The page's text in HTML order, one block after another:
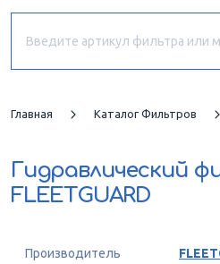
Главная Каталог Фильтров
Гидравлический
FLEETGUARD
Производитель